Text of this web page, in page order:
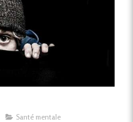
Santé mentale